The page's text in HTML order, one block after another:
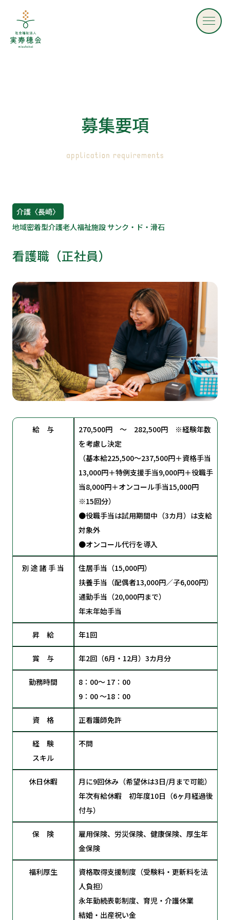
社会福祉法人 実寿穂会 - mizuhokai -
募集要項
介護 〈長崎〉
地域密着型介護老人福祉施設 サンク・ド・滑石
看護職（正社員）
給 与
270,500円 ～ 282,500円 ※経験年数
を考慮し決定
（基本給225,500～237,500円＋資格手当
13,000円＋特例支援手当9,000円＋役職手
当8,000円＋オンコール手当15,000円
※15回分）
●役職手当は試用期間中（3カ月）は支給
対象外
●オンコール代行を導入
別 途 諸 手 当
住居手当（15,000円）
扶養手当（配偶者13,000円／子6,000円）
通勤手当（20,000円まで）
年末年始手当
昇 給 年1回
賞 与 年2回（6月・12月）3カ月分
勤務時間
8：00～ 17：00
9：00 ～18：00
資 格 正看護師免許
経 験
スキル
不問
休日休暇
月に9回休み（希望休は3日/月まで可能）
年次有給休暇 初年度10日（6ヶ月経過後
付与）
保 険
雇用保険、労災保険、健康保険、厚生年
金保険
福利厚生
資格取得支援制度（受験料・更新料を法
人負担）
永年勤続表彰制度、育児・介護休業
結婚・出産祝い金